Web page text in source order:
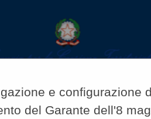
e configurazione
del Garante dell'8